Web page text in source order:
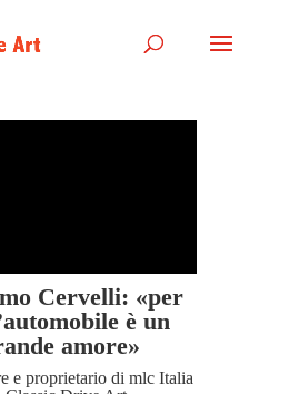
Cervelli: «per
è un
amore»
e proprietario di mlc Italia